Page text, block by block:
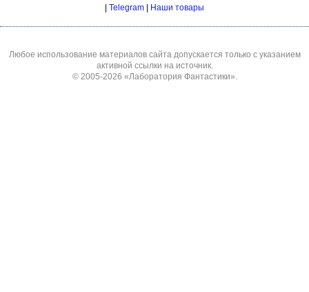
Telegram Наши товары
Любое использование материалов сайта допускается только с указанием
активной ссылки на источник.
© 2005-2026 «Лаборатория Фантастики».